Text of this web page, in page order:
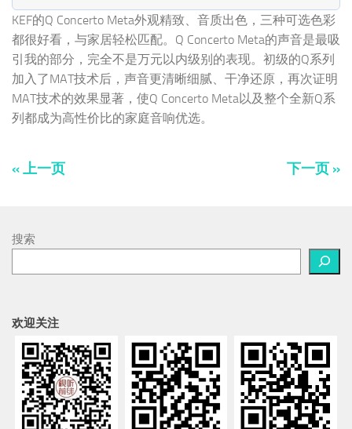
KEF的Q Concerto Meta外观精致、音质出色，三种可选色彩
都很好看，与家居轻松匹配。Q Concerto Meta的声音是最吸
引我的部分，完全不是万元以内级别的表现。初级的Q系列
加入了MAT技术后，声音更清晰细腻、干净还原，再次证明
MAT技术的效果显著，使Q Concerto Meta以及整个全新Q系
列都成为高性价比的家庭音响优选。
« 上一页 下一页 »
搜索
欢迎关注